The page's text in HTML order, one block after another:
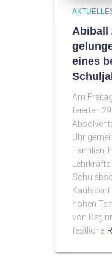
Abiball
eines
Am
feierten
Uhr
Familien,
hohen
von
festliche